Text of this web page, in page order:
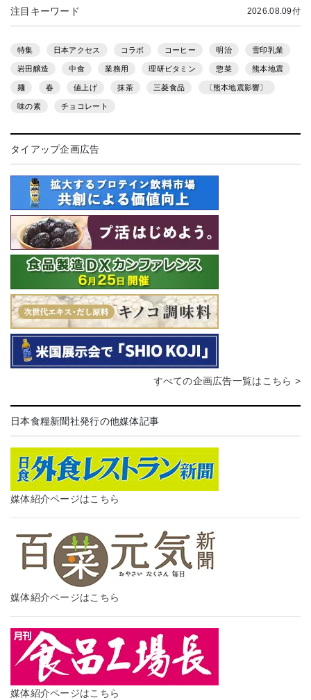
注目キーワード 2026.08.09付
特集 日本アクセス コラボ コーヒー 明治 雪印乳業
岩田醸造 中食 業務用 理研ビタミン 惣菜 熊本地震
麺 春 値上げ 抹茶 三菱食品 〔熊本地震影響〕
味の素 チョコレート
タイアップ企画広告
すべての企画広告一覧はこちら >
日本食糧新聞社発行の他媒体記事
媒体紹介ページはこちら
媒体紹介ページはこちら
媒体紹介ページはこちら